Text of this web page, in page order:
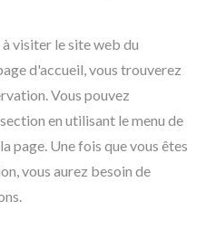
visiter le site web du
d'accueil, vous trouverez
Vous pouvez
en utilisant le menu de
page. Une fois que vous êtes
vous aurez besoin de